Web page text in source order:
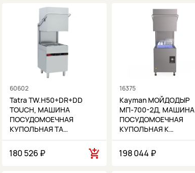
60602
Tatra TW.H50+DR+DD
TOUCH, МАШИНА
ПОСУДОМОЕЧНАЯ
КУПОЛЬНАЯ TA…
180 526 ₽
16375
Kayman МОЙДОДЫР
МП-700-2Д, МАШИНА
ПОСУДОМОЕЧНАЯ
КУПОЛЬНАЯ K…
198 044 ₽